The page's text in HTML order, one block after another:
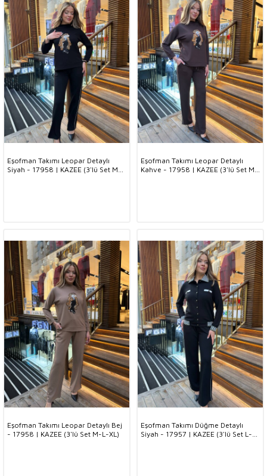
Eşofman Takımı Leopar Detaylı
Siyah - 17958 | KAZEE (3'lü Set M-
Eşofman Takımı Leopar Detaylı
Kahve - 17958 | KAZEE (3'lü Set M-
Eşofman Takımı Leopar Detaylı Bej
- 17958 | KAZEE (3'lü Set M-L-XL)
Eşofman Takımı Düğme Detaylı
Siyah - 17957 | KAZEE (3'lü Set L-